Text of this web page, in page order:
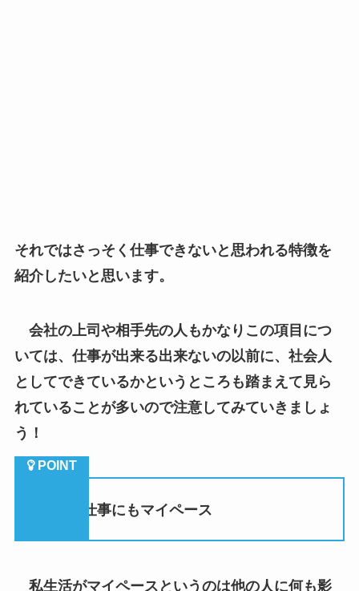
それではさっそく仕事できないと思われる特徴を
紹介したいと思います。
会社の上司や相手先の人もかなりこの項目につ
いては、仕事が出来る出来ないの以前に、社会人
としてできているかというところも踏まえて見ら
れていることが多いので注意してみていきましょ
う！
（１）仕事にもマイペース
私生活がマイペースというのは他の人に何も影